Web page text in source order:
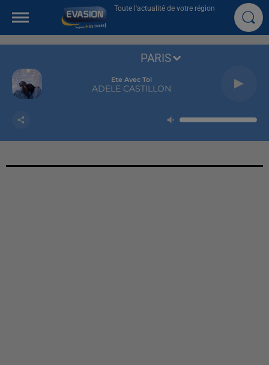
Toute l'actualité de votre région
Ete Avec Toi
ADELE CASTILLON
PARIS